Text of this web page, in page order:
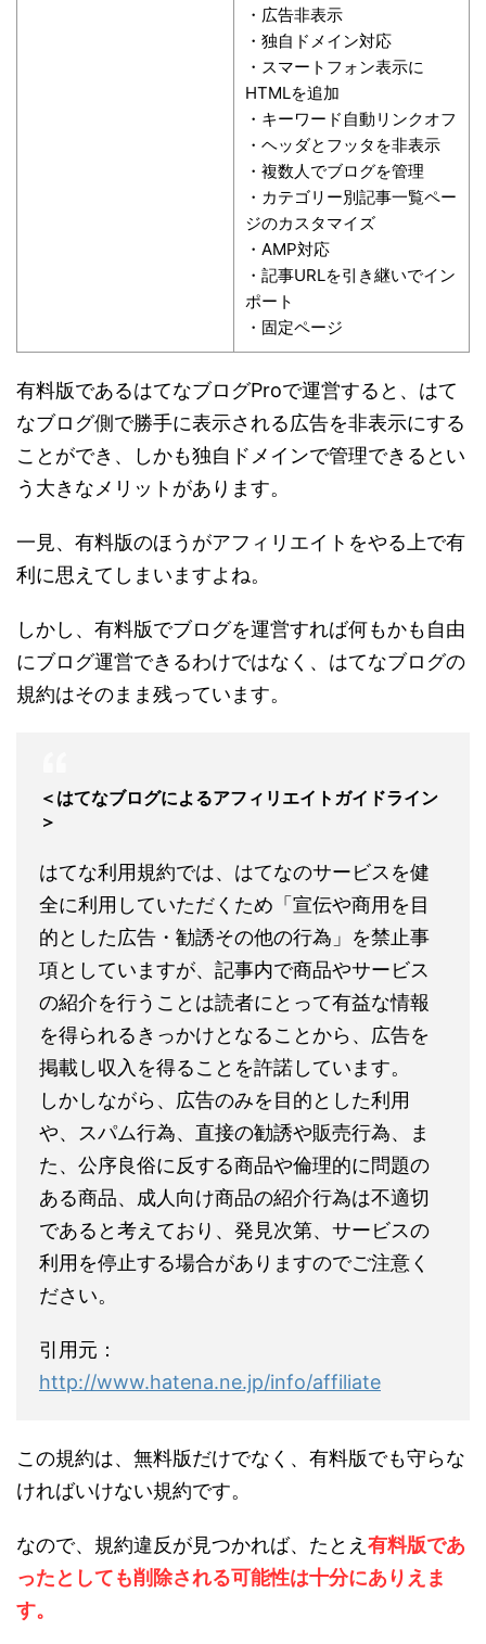
・広告非表示
・独自ドメイン対応
・スマートフォン表示に
HTMLを追加
・キーワード自動リンクオフ
・ヘッダとフッタを非表示
・複数人でブログを管理
・カテゴリー別記事一覧ペー
ジのカスタマイズ
・AMP対応
・記事URLを引き継いでイン
ポート
・固定ページ
有料版であるはてなブログProで運営すると、はて
なブログ側で勝手に表示される広告を非表示にする
ことができ、しかも独自ドメインで管理できるとい
う大きなメリットがあります。
一見、有料版のほうがアフィリエイトをやる上で有
利に思えてしまいますよね。
しかし、有料版でブログを運営すれば何もかも自由
にブログ運営できるわけではなく、はてなブログの
規約はそのまま残っています。
＜はてなブログによるアフィリエイトガイドライン
＞
はてな利用規約では、はてなのサービスを健
全に利用していただくため「宣伝や商用を目
的とした広告・勧誘その他の行為」を禁止事
項としていますが、記事内で商品やサービス
の紹介を行うことは読者にとって有益な情報
を得られるきっかけとなることから、広告を
掲載し収入を得ることを許諾しています。
しかしながら、広告のみを目的とした利用
や、スパム行為、直接の勧誘や販売行為、ま
た、公序良俗に反する商品や倫理的に問題の
ある商品、成人向け商品の紹介行為は不適切
であると考えており、発見次第、サービスの
利用を停止する場合がありますのでご注意く
ださい。
引用元：
http://www.hatena.ne.jp/info/affiliate
この規約は、無料版だけでなく、有料版でも守らな
ければいけない規約です。
なので、規約違反が見つかれば、たとえ 有料版であ
ったとしても削除される可能性は十分にありえま
す。